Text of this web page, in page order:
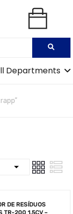
Departments
DE RESÍDUOS
TR-200 1,5CV –